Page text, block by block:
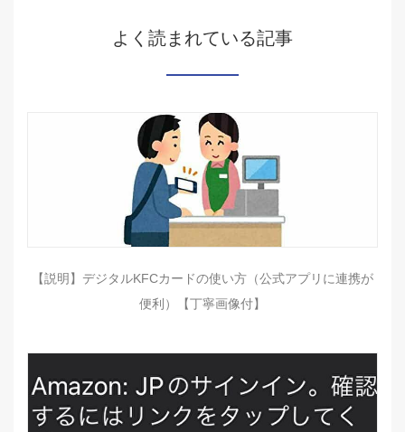
よく読まれている記事
【説明】デジタルKFCカードの使い方（公式アプリに連携が
便利）【丁寧画像付】